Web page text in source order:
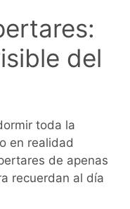
del
toda la
en realidad
de apenas
recuerdan al día